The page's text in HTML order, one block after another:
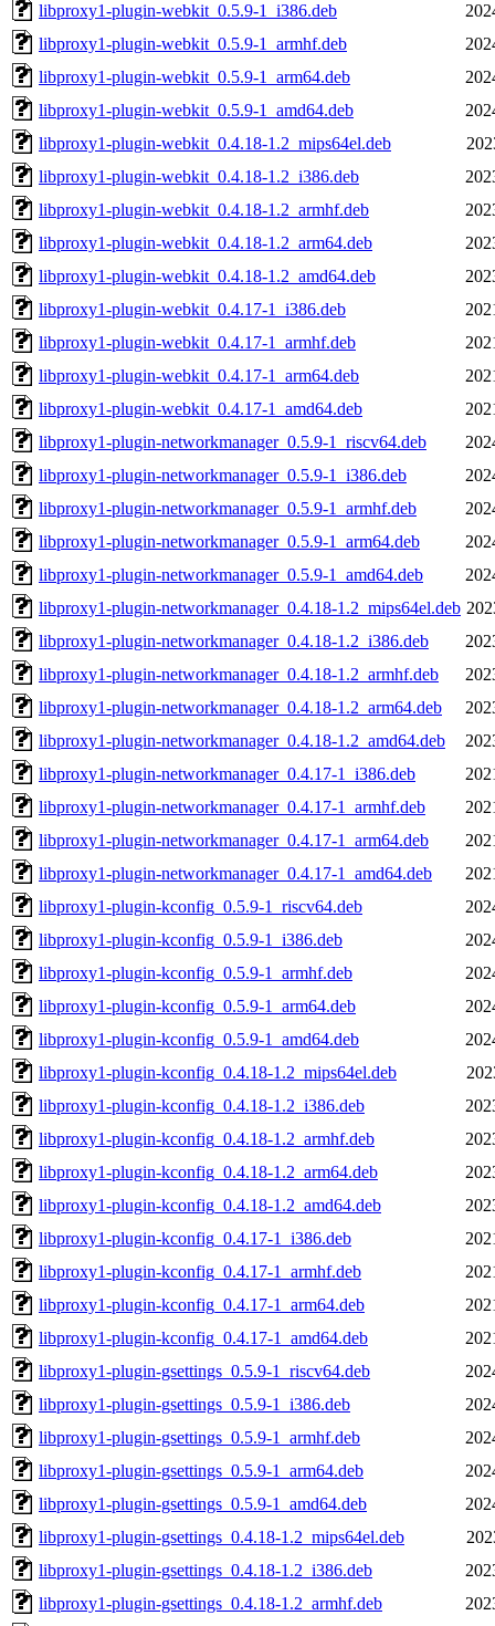
libproxy1-plugin-webkit_0.5.9-1_i386.deb
libproxy1-plugin-webkit_0.5.9-1_armhf.deb
libproxy1-plugin-webkit_0.5.9-1_arm64.deb
libproxy1-plugin-webkit_0.5.9-1_amd64.deb
libproxy1-plugin-webkit_0.4.18-1.2_mips64el.deb
libproxy1-plugin-webkit_0.4.18-1.2_i386.deb
libproxy1-plugin-webkit_0.4.18-1.2_armhf.deb
libproxy1-plugin-webkit_0.4.18-1.2_arm64.deb
libproxy1-plugin-webkit_0.4.18-1.2_amd64.deb
libproxy1-plugin-webkit_0.4.17-1_i386.deb
libproxy1-plugin-webkit_0.4.17-1_armhf.deb
libproxy1-plugin-webkit_0.4.17-1_arm64.deb
libproxy1-plugin-webkit_0.4.17-1_amd64.deb
libproxy1-plugin-networkmanager_0.5.9-1_riscv64.deb
libproxy1-plugin-networkmanager_0.5.9-1_i386.deb
libproxy1-plugin-networkmanager_0.5.9-1_armhf.deb
libproxy1-plugin-networkmanager_0.5.9-1_arm64.deb
libproxy1-plugin-networkmanager_0.5.9-1_amd64.deb
libproxy1-plugin-networkmanager_0.4.18-1.2_mips64el.deb
libproxy1-plugin-networkmanager_0.4.18-1.2_i386.deb
libproxy1-plugin-networkmanager_0.4.18-1.2_armhf.deb
libproxy1-plugin-networkmanager_0.4.18-1.2_arm64.deb
libproxy1-plugin-networkmanager_0.4.18-1.2_amd64.deb
libproxy1-plugin-networkmanager_0.4.17-1_i386.deb
libproxy1-plugin-networkmanager_0.4.17-1_armhf.deb
libproxy1-plugin-networkmanager_0.4.17-1_arm64.deb
libproxy1-plugin-networkmanager_0.4.17-1_amd64.deb
libproxy1-plugin-kconfig_0.5.9-1_riscv64.deb
libproxy1-plugin-kconfig_0.5.9-1_i386.deb
libproxy1-plugin-kconfig_0.5.9-1_armhf.deb
libproxy1-plugin-kconfig_0.5.9-1_arm64.deb
libproxy1-plugin-kconfig_0.5.9-1_amd64.deb
libproxy1-plugin-kconfig_0.4.18-1.2_mips64el.deb
libproxy1-plugin-kconfig_0.4.18-1.2_i386.deb
libproxy1-plugin-kconfig_0.4.18-1.2_armhf.deb
libproxy1-plugin-kconfig_0.4.18-1.2_arm64.deb
libproxy1-plugin-kconfig_0.4.18-1.2_amd64.deb
libproxy1-plugin-kconfig_0.4.17-1_i386.deb
libproxy1-plugin-kconfig_0.4.17-1_armhf.deb
libproxy1-plugin-kconfig_0.4.17-1_arm64.deb
libproxy1-plugin-kconfig_0.4.17-1_amd64.deb
libproxy1-plugin-gsettings_0.5.9-1_riscv64.deb
libproxy1-plugin-gsettings_0.5.9-1_i386.deb
libproxy1-plugin-gsettings_0.5.9-1_armhf.deb
libproxy1-plugin-gsettings_0.5.9-1_arm64.deb
libproxy1-plugin-gsettings_0.5.9-1_amd64.deb
libproxy1-plugin-gsettings_0.4.18-1.2_mips64el.deb
libproxy1-plugin-gsettings_0.4.18-1.2_i386.deb
libproxy1-plugin-gsettings_0.4.18-1.2_armhf.deb